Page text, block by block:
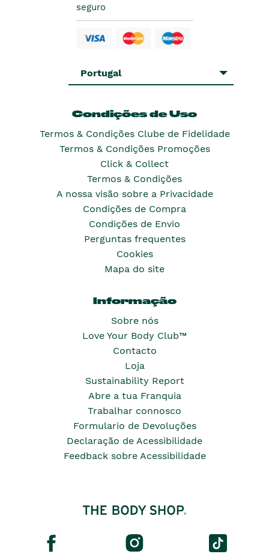
seguro
Portugal
Condições de Uso
Termos & Condições Clube de Fidelidade
Termos & Condições Promoções
Click & Collect
Termos & Condições
A nossa visão sobre a Privacidade
Condições de Compra
Condições de Envio
Perguntas frequentes
Cookies
Mapa do site
Informação
Sobre nós
Love Your Body Club™
Contacto
Loja
Sustainability Report
Abre a tua Franquia
Trabalhar connosco
Formulario de Devoluções
Declaração de Acessibilidade
Feedback sobre Acessibilidade